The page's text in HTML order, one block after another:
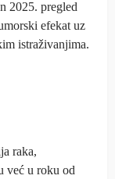
2025. pregled
efekat uz
istraživanjima.
raka,
već u roku od